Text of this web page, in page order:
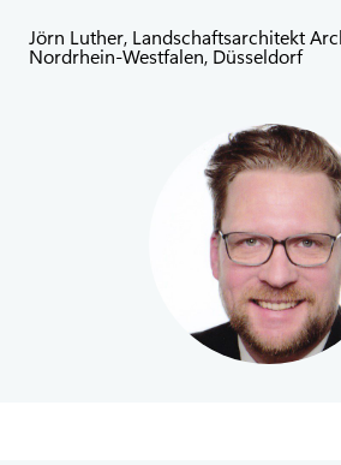
Jörn Luther, Landschaftsarchitekt
Nordrhein-Westfalen, Düsseldorf